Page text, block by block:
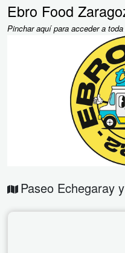
Ebro Food
Pinchar aquí para acceder a
Paseo Echegaray